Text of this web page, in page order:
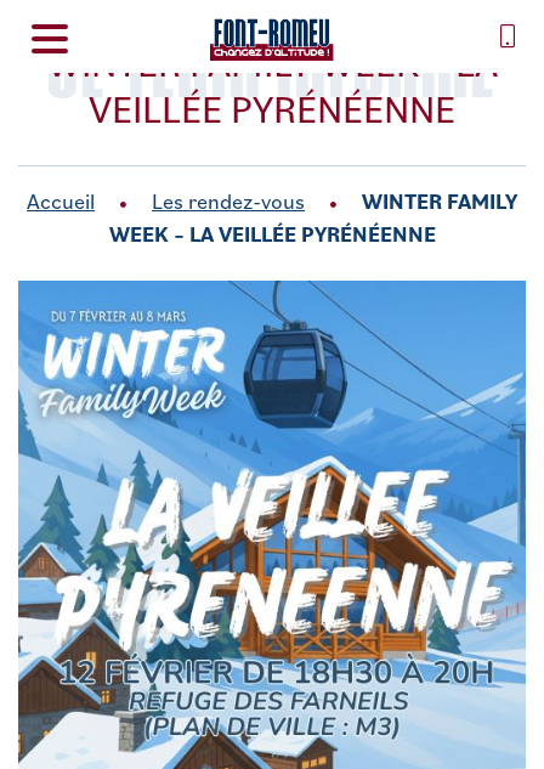
SE TENIR INFORMÉ
WINTER FAMILY WEEK – LA
VEILLÉE PYRÉNÉENNE
Accueil Les rendez-vous
WINTER FAMILY
WEEK – LA VEILLÉE PYRÉNÉENNE